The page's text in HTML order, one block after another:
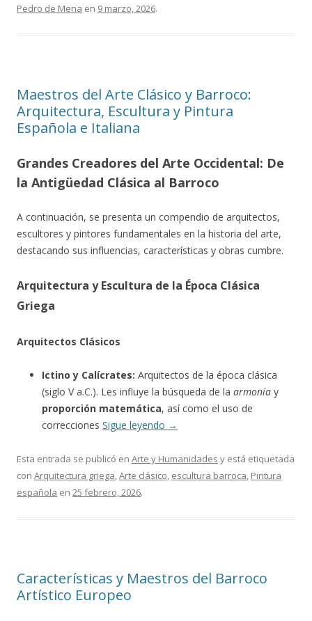
Pedro de Mena en 9 marzo, 2026.
Maestros del Arte Clásico y Barroco:
Arquitectura, Escultura y Pintura
Española e Italiana
Grandes Creadores del Arte Occidental: De
la Antigüedad Clásica al Barroco
A continuación, se presenta un compendio de arquitectos,
escultores y pintores fundamentales en la historia del arte,
destacando sus influencias, características y obras cumbre.
Arquitectura y Escultura de la Época Clásica
Griega
Arquitectos Clásicos
Ictino y Calícrates: Arquitectos de la época clásica
(siglo V a.C.). Les influye la búsqueda de la armonía y
proporción matemática, así como el uso de
correcciones Sigue leyendo →
Esta entrada se publicó en Arte y Humanidades y está etiquetada
con Arquitectura griega,Arte clásico, escultura barroca, Pintura
española en 25 febrero, 2026.
Características y Maestros del Barroco
Artístico Europeo